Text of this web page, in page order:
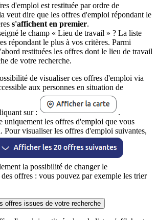
d'emploi est restituée par ordre de
veut dire que les offres d'emploi répondant le
s'affichent en premier.
le champ « Lieu de travail » ? La liste
répondant le plus à vos critères. Parmi
restituées les offres dont le lieu de travail
de votre recherche.
de visualiser ces offres d'emploi via
aux personnes en situation de
sur :
.
uniquement les offres d'emploi que vous
Pour visualiser les offres d'emploi suivantes,
la possibilité de changer le
des offres : vous pouvez par exemple les trier
offres issues de votre recherche